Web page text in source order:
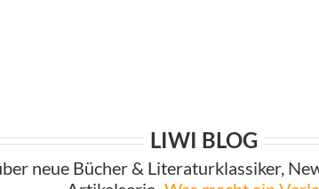
LIWI BLOG
neue Bücher & Literaturklassiker,